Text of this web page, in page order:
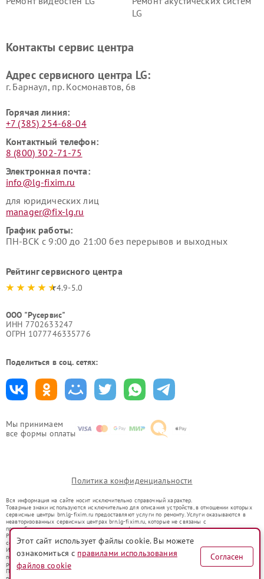
Мы принимаем
все формы оплаты
LG
Ремонт морозильных камер
Ремонт вертикальных
Контакты сервис центра
Адрес сервисного центра LG:
г. Барнаул, ​пр. Космонавтов, 6в
Горячая линия:
+7 (385) 254-68-04
Контактный телефон:
8 (800) 302-71-75
Электронная почта:
info@lg-fixim.ru
для юридических лиц
manager@fix-lg.ru
График работы:
ПН-ВСК с 9:00 до 21:00 без перерывов и выходных
Рейтинг сервисного центра
4.9-5.0
ООО "Русервис"
ИНН 7702633247
ОГРН 1077746335776
Поделиться в соц. сетях:
Политика конфиденциальности
Вся информация на сайте носит исключительно справочный характер.
Товарные знаки используются исключительно для описания устройств, в отношении которых
сервисные центры brn.lg-fixim.ru предоставляют услуги по ремонту. Услуги оказываются в
неавторизованных сервисных центрах brn.lg-fixim.ru, которые не связаны с
правообладателями товарных знаков или их официальными представителями.
Ремонт осуществляется для устройств, уже введенных в гражданский оборот в соответствии
со статьей 1487 ГК РФ.
Использование товарных знаков не преследует цели индивидуализации услуг или введения
потребителей в заблуждение, а служит для информирования о предоставляемых услугах по
ремонту техники указанных брендов.
Представленная на сайте информация не является публичной офертой, определяемой
Этот сайт использует файлы cookie. Вы можете
ознакомиться с правилами использования
файлов cookie
Согласен